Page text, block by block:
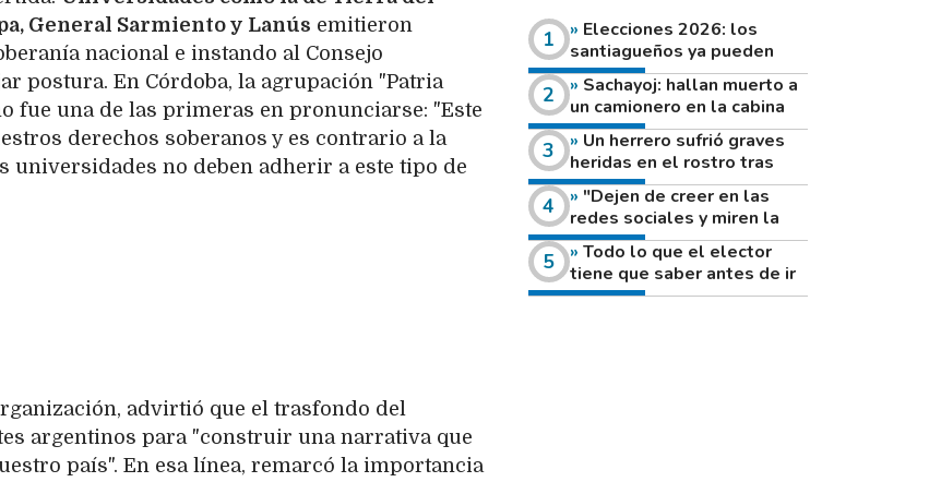
General Sarmiento y Lanús emitieron
nacional e instando al Consejo
postura. En Córdoba, la agrupación "Patria
fue una de las primeras en pronunciarse: "Este
derechos soberanos y es contrario a la
universidades no deben adherir a este tipo de
advirtió que el trasfondo del
argentinos para "construir una narrativa que
país". En esa línea, remarcó la importancia
Elecciones 2026: los
santiagueños ya pueden
consultar dónde votan este
domingo
Sachayoj: hallan muerto a
un camionero en la cabina
de su vehículo a la vera de
un camino rural
Un herrero sufrió graves
heridas en el rostro tras
reventar el disco de una
amoladora
"Dejen de creer en las
redes sociales y miren la
heladera de sus casas": el
fuerte mensaje de una joven
que votó por primera vez
Todo lo que el elector
tiene que saber antes de ir
a votar este domingo